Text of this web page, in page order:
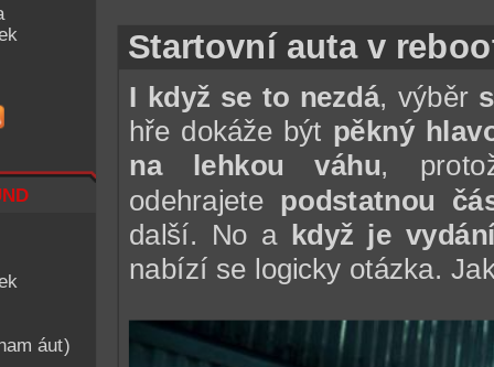
áut)
Startovní auta v
I když se to nezdá, výběr
hře dokáže být pěkný
na lehkou váhu,
odehrajete podstatnou
další. No a když je
nabízí se logicky otázka.